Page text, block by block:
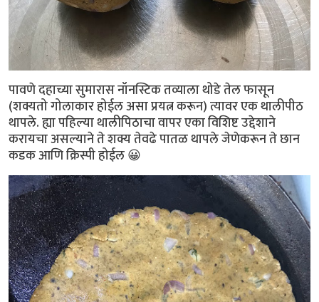
पावणे दहाच्या सुमारास नॉनस्टिक तव्याला थोडे तेल फासून
(शक्यतो गोलाकार होईल असा प्रयत्न करून) त्यावर एक थालीपीठ
थापले. ह्या पहिल्या थालीपिठाचा वापर एका विशिष्ट उद्देशाने
करायचा असल्याने ते शक्य तेवढे पातळ थापले जेणेकरून ते छान
कडक आणि क्रिस्पी होईल 😀